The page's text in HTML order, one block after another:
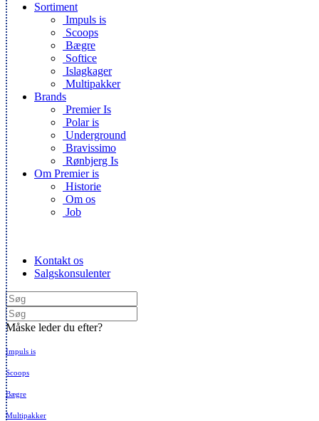
Sortiment
Impuls is
Scoops
Bægre
Softice
Islagkager
Multipakker
Brands
Premier Is
Polar is
Underground
Bravissimo
Rønbjerg Is
Om Premier is
Historie
Om os
Job
Kontakt os
Salgskonsulenter
Måske leder du efter?
Impuls is
Scoops
Bægre
Multipakker